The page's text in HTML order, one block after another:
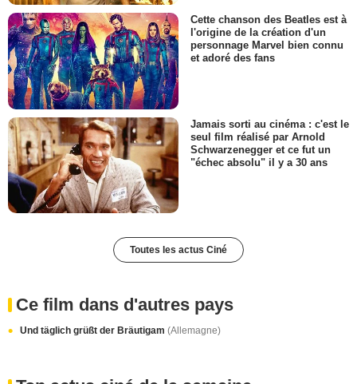
Cette chanson des Beatles est à
l'origine de la création d'un
personnage Marvel bien connu
et adoré des fans
Jamais sorti au cinéma : c'est le
seul film réalisé par Arnold
Schwarzenegger et ce fut un
"échec absolu" il y a 30 ans
Toutes les actus Ciné
Ce film dans d'autres pays
Und täglich grüßt der Bräutigam (Allemagne)